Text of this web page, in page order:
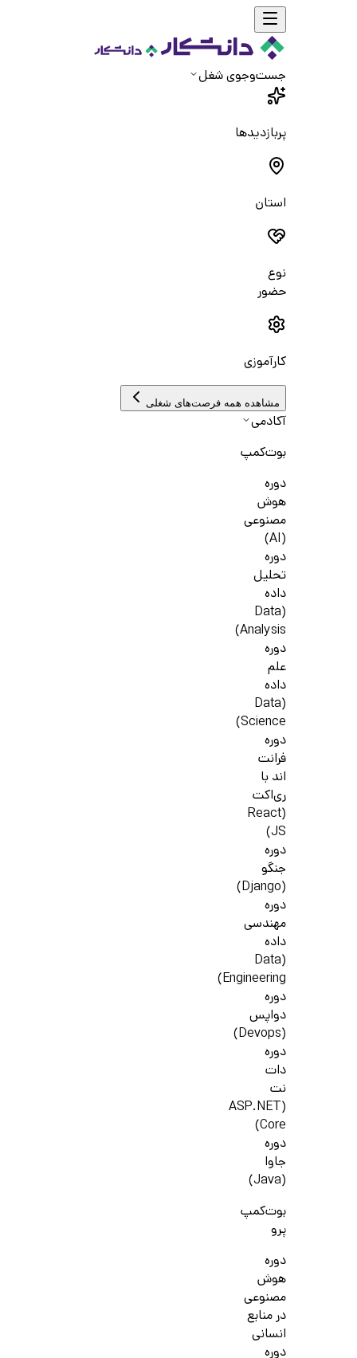
جست‌و‌جوی شغل
پربازدیدها
استان
نوع
حضور
کارآموزی
مشاهده همه فرصت‌های شغلی
آکادمی
بوت‌کمپ
دوره
هوش
مصنوعی
(AI)
دوره
تحلیل
داده
(Data
Analysis)
دوره
علم
داده
(Data
Science)
دوره
فرانت
اند با
ری‌اکت
(React
JS)
دوره
جنگو
(Django)
دوره
مهندسی
داده
(Data
Engineering)
دوره
دواپس
(Devops)
دوره
دات
نت
(ASP.NET
Core)
دوره
جاوا
(Java)
بوت‌کمپ
پرو
دوره
هوش
مصنوعی
در منابع
انسانی
دوره